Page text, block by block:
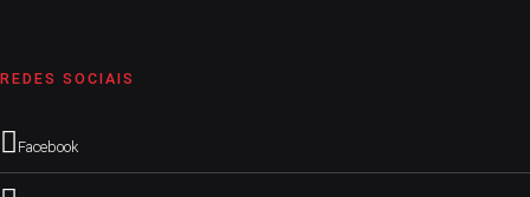
REDES SOCIAIS
Facebook